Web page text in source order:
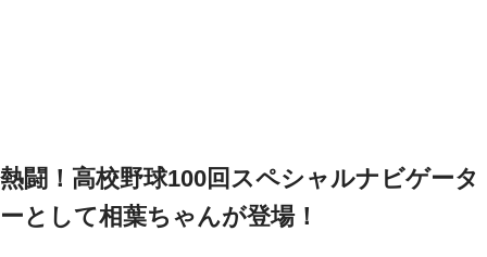
熱闘！高校野球100回スペシャルナビゲータ
ーとして相葉ちゃんが登場！